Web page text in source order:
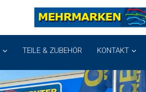
TEILE & ZUBEHÖR KONTAKT